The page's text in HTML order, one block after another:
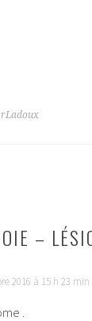
rLadoux
–
2016 à 15 h 23 min
.